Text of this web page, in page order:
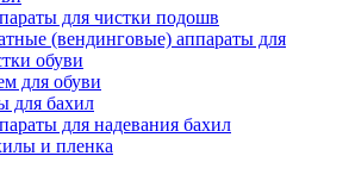
для чистки подошв
(вендинговые) аппараты для
обуви
для обуви
для бахил
для надевания бахил
и пленка